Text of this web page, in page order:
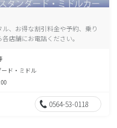
、お得な割引料金や予約、乗り
店舗にお電話ください。
ード・ミドル
0564-53-0118